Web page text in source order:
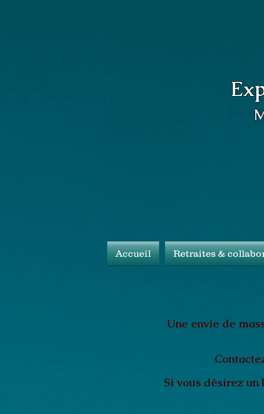
Accueil Retraites &
Une envie de
Si vous désirez